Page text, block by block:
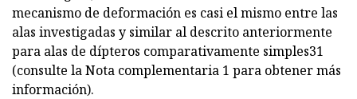
mecanismo de deformación es casi el mismo entre las
alas investigadas y similar al descrito anteriormente
para alas de dípteros comparativamente simples31
(consulte la Nota complementaria 1 para obtener más
información).